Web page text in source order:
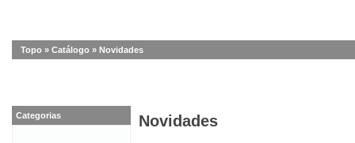
Topo » Catálogo » Novidades
Novidades
Categorias